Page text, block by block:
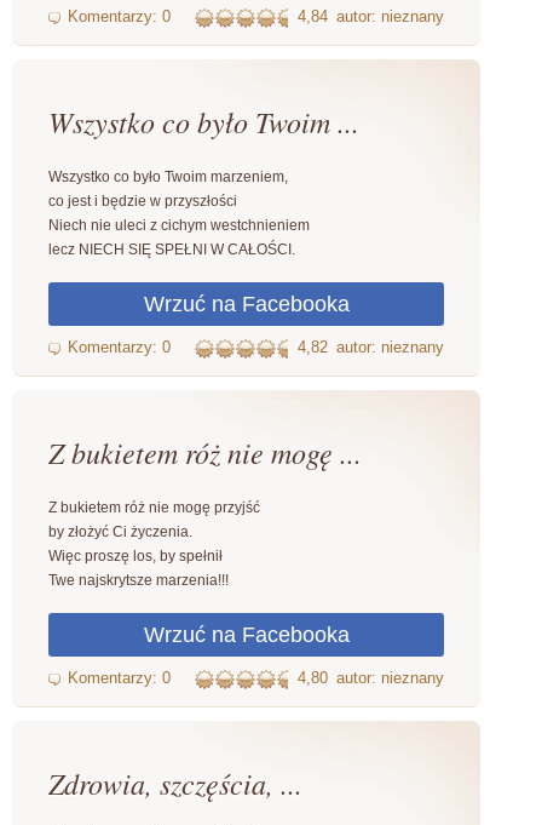
4,84 autor: nieznany
Wszystko co było Twoim ...
Wszystko co było Twoim marzeniem,
co jest i będzie w przyszłości
Niech nie uleci z cichym westchnieniem
lecz NIECH SIĘ SPEŁNI W CAŁOŚCI.
4,82 autor: nieznany
Z bukietem róż nie mogę ...
Z bukietem róż nie mogę przyjść
by złożyć Ci życzenia.
Więc proszę los, by spełnił
Twe najskrytsze marzenia!!!
4,80 autor: nieznany
Zdrowia, szczęścia, ...